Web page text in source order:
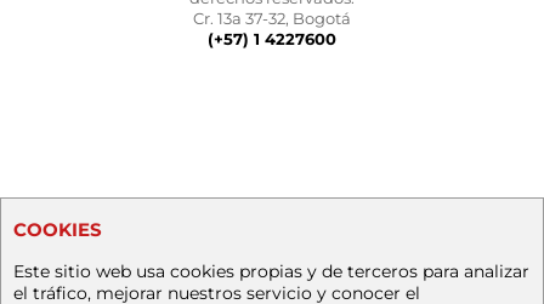
Cr. 13a 37-32, Bogotá
(+57) 1 4227600
COOKIES
Este sitio web usa cookies propias y de terceros para analizar
el tráfico, mejorar nuestros servicio y conocer el